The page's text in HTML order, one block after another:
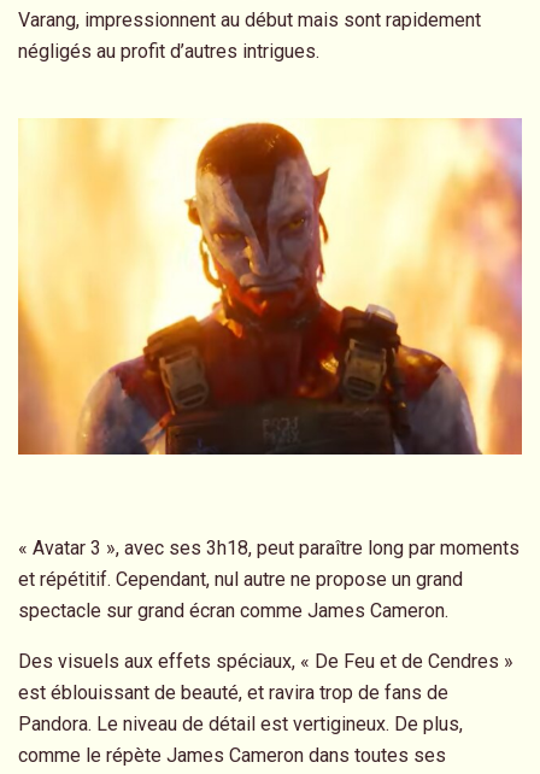
Varang, impressionnent au début mais sont rapidement
négligés au profit d’autres intrigues.
« Avatar 3 », avec ses 3h18, peut paraître long par moments
et répétitif. Cependant, nul autre ne propose un grand
spectacle sur grand écran comme James Cameron.
Des visuels aux effets spéciaux, « De Feu et de Cendres »
est éblouissant de beauté, et ravira trop de fans de
Pandora. Le niveau de détail est vertigineux. De plus,
comme le répète James Cameron dans toutes ses